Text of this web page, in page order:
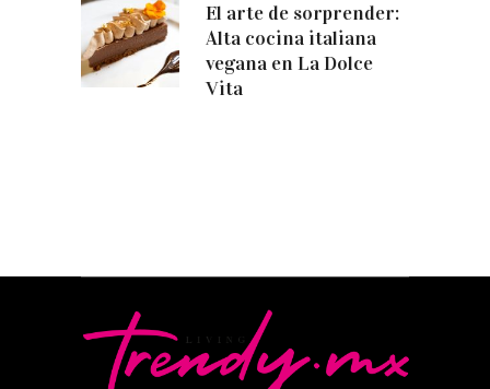
El arte de sorprender:
Alta cocina italiana
vegana en La Dolce
Vita